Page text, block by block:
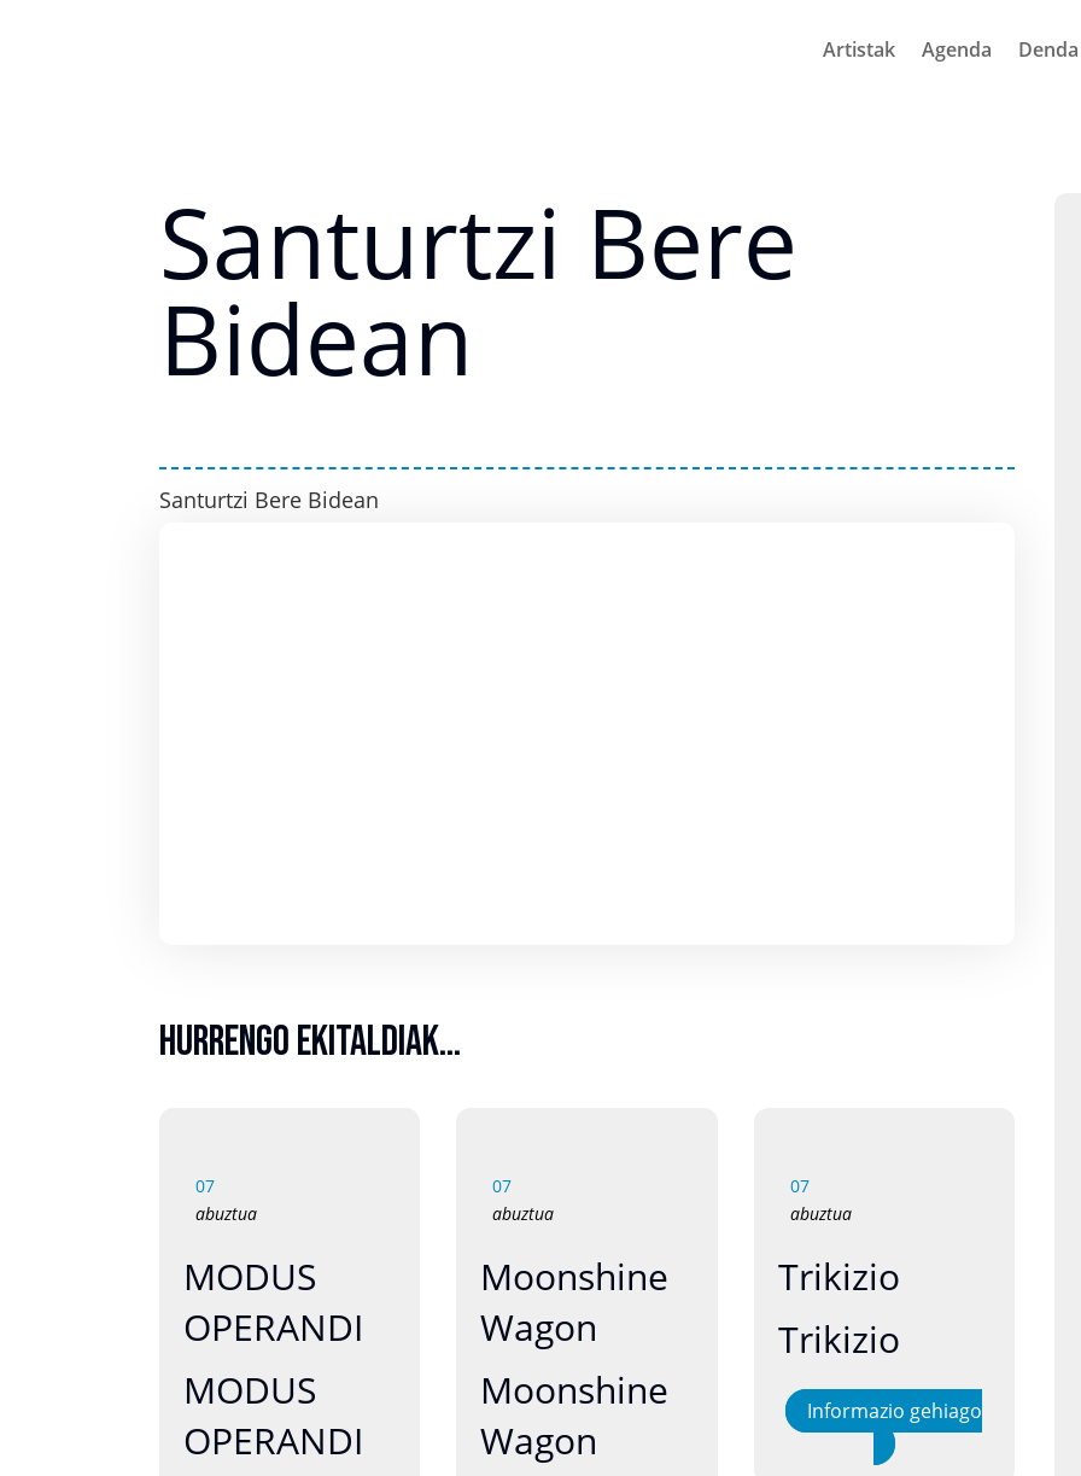
Artistak Agenda Denda
Santurtzi Bere
Bidean
Santurtzi Bere Bidean
Hurrengo ekitaldiak…
07
abuztua
MODUS
OPERANDI
MODUS
OPERANDI
07
abuztua
Moonshine
Wagon
Moonshine
Wagon
07
abuztua
Trikizio
Trikizio
Informazio gehiago